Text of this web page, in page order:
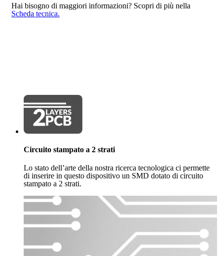
Hai bisogno di maggiori informazioni? Scopri di più nella
Scheda tecnica.
Circuito stampato a 2 strati
Lo stato dell’arte della nostra ricerca tecnologica ci permette
di inserire in questo dispositivo un SMD dotato di circuito
stampato a 2 strati.